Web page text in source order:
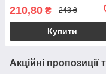
210,80 ₴ 248 ₴
Купити
Акційні пропозиції